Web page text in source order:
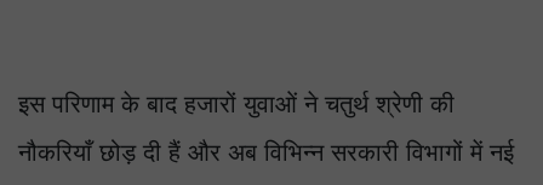
इस परिणाम के बाद हजारों युवाओं ने चतुर्थ श्रेणी की
नौकरियाँ छोड़ दी हैं और अब विभिन्न सरकारी विभागों में नई